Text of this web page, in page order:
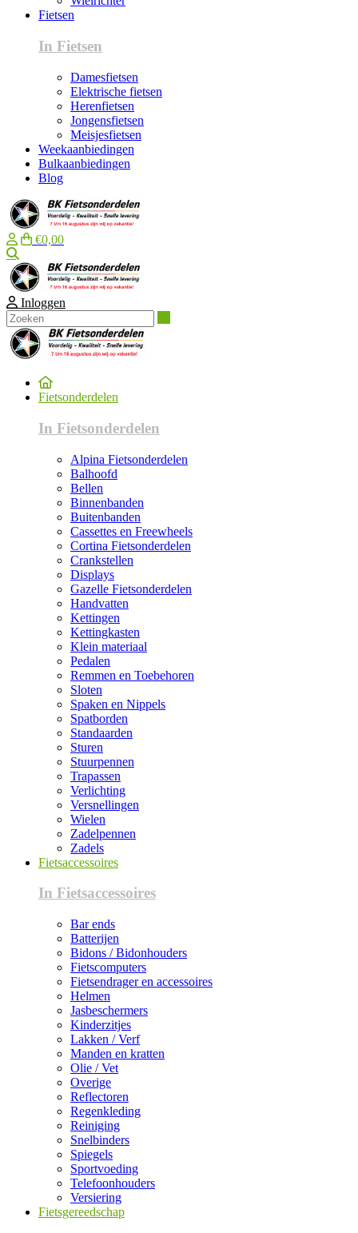
Fietsen
In Fietsen
Damesfietsen
Elektrische fietsen
Herenfietsen
Jongensfietsen
Meisjesfietsen
Weekaanbiedingen
Bulkaanbiedingen
Blog
€0,00
Inloggen
Fietsonderdelen
In Fietsonderdelen
Alpina Fietsonderdelen
Balhoofd
Bellen
Binnenbanden
Buitenbanden
Cassettes en Freewheels
Cortina Fietsonderdelen
Crankstellen
Displays
Gazelle Fietsonderdelen
Handvatten
Kettingen
Kettingkasten
Klein materiaal
Pedalen
Remmen en Toebehoren
Sloten
Spaken en Nippels
Spatborden
Standaarden
Sturen
Stuurpennen
Trapassen
Verlichting
Versnellingen
Wielen
Zadelpennen
Zadels
Fietsaccessoires
In Fietsaccessoires
Bar ends
Batterijen
Bidons / Bidonhouders
Fietscomputers
Fietsendrager en accessoires
Helmen
Jasbeschermers
Kinderzitjes
Lakken / Verf
Manden en kratten
Olie / Vet
Overige
Reflectoren
Regenkleding
Reiniging
Snelbinders
Spiegels
Sportvoeding
Telefoonhouders
Versiering
Fietsgereedschap